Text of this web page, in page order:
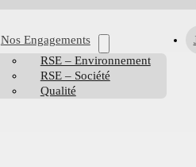
Nos Engagements
RSE – Environnement
RSE – Société
Qualité